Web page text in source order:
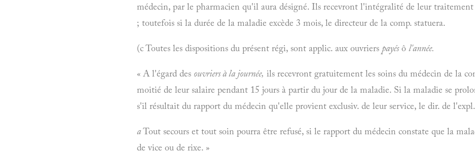
médecin, par le pharmacien qu'il aura désigné. Ils recevront l'intégralité de leur
; toutefois si la durée de la maladie excède 3 mois, le directeur de la comp. statuera.
(c Toutes les dispositions du présent régi, sont applic. aux ouvriers payésô l'année.
« A l'égard des ouvriers à la journée, ils recevront gratuitement les soins du médecin de la
moitié de leur salaire pendant 15 jours à partir du jour de la maladie. Si la maladie se
s'il résultait du rapport du médecin qu'elle provient exclusiv. de leur service, le dir. de
aTout secours et tout soin pourra être refusé, si le rapport du médecin constate que la
de vice ou de rixe. »